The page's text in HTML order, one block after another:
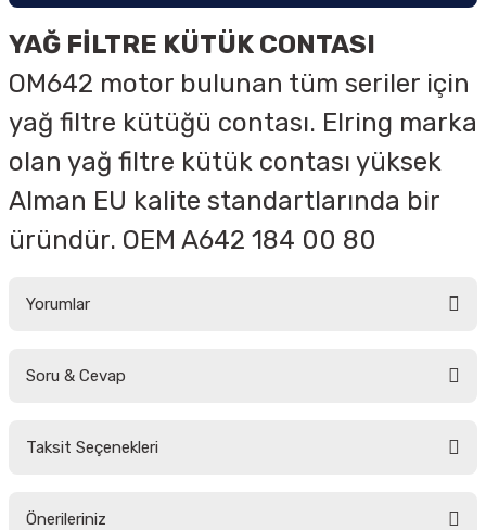
YAĞ FİLTRE KÜTÜK CONTASI
OM642 motor bulunan tüm seriler için
yağ filtre kütüğü contası. Elring marka
olan yağ filtre kütük contası yüksek
Alman EU kalite standartlarında bir
üründür. OEM A642 184 00 80
Yorumlar
Soru & Cevap
Taksit Seçenekleri
Önerileriniz